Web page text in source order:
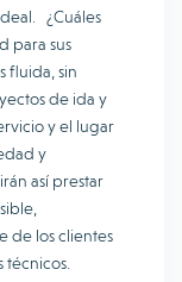
¿Cuáles
para sus
fluida, sin
de ida y
y el lugar
y
así prestar
de los clientes